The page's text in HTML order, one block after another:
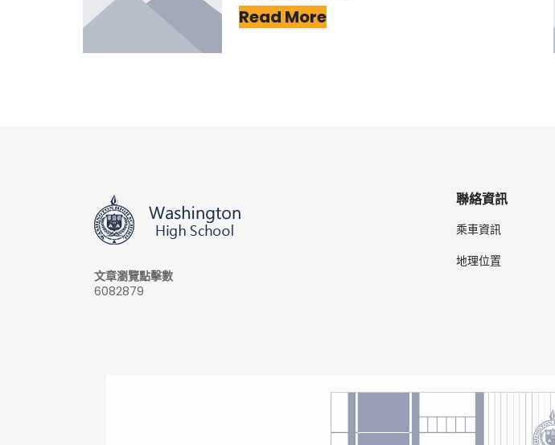
Read More
文章瀏覽點擊數
6082879
聯絡資訊
乘車資訊
地理位置